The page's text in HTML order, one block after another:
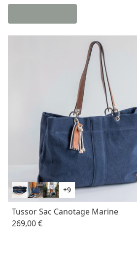
+9
Tussor Sac Canotage Marine
269,00 €